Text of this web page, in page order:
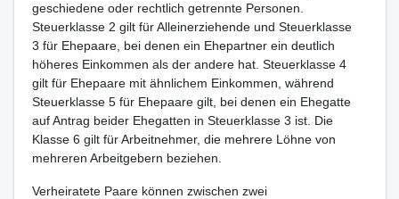
geschiedene oder rechtlich getrennte Personen.
Steuerklasse 2 gilt für Alleinerziehende und Steuerklasse
3 für Ehepaare, bei denen ein Ehepartner ein deutlich
höheres Einkommen als der andere hat. Steuerklasse 4
gilt für Ehepaare mit ähnlichem Einkommen, während
Steuerklasse 5 für Ehepaare gilt, bei denen ein Ehegatte
auf Antrag beider Ehegatten in Steuerklasse 3 ist. Die
Klasse 6 gilt für Arbeitnehmer, die mehrere Löhne von
mehreren Arbeitgebern beziehen.
Verheiratete Paare können zwischen zwei